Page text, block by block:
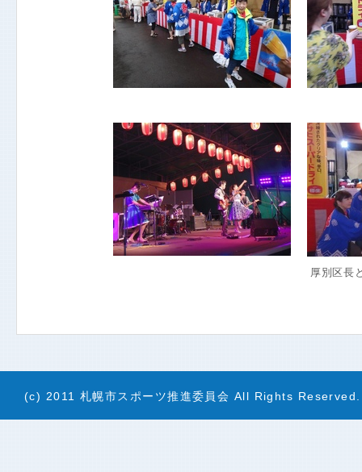
厚別区長
(c) 2011 札幌市スポーツ推進委員会 All Rights Reserved.